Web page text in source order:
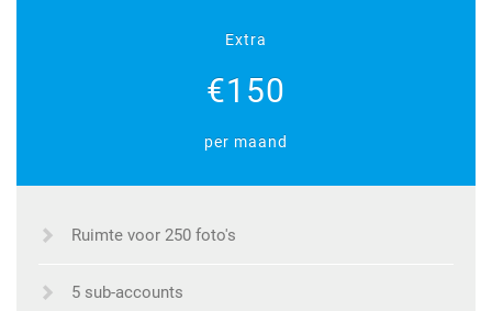
Extra
€150
per maand
Ruimte voor 250 foto's
5 sub-accounts